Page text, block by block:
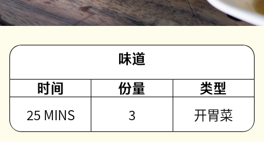
味道
时间
25 MINS
份量
3
类型
开胃菜